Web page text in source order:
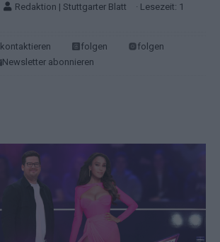
Redaktion | Stuttgarter Blatt
· Lesezeit: 1
kontaktieren folgen
folgen
Newsletter abonnieren